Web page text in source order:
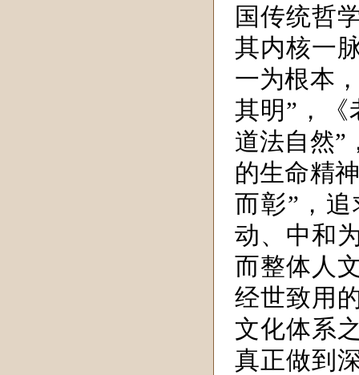
国传统哲
其内核一
一为根本
其明”，《
道法自然”
的生命精
而彰”，
动、中和
而整体人
经世致用
文化体系
真正做到